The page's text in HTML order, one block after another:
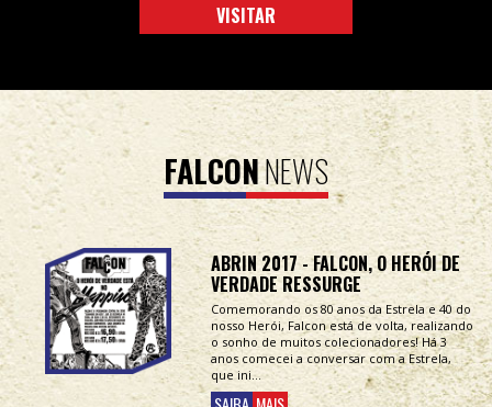
VISITAR
FALCONNEWS
ABRIN 2017 - FALCON, O HERÓI DE
VERDADE RESSURGE
Comemorando os 80 anos da Estrela e 40 do
nosso Herói, Falcon está de volta, realizando
o sonho de muitos colecionadores! Há 3
anos comecei a conversar com a Estrela,
que ini...